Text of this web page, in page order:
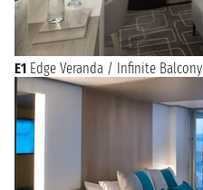
E1 Edge Veranda / Infinite Balcony